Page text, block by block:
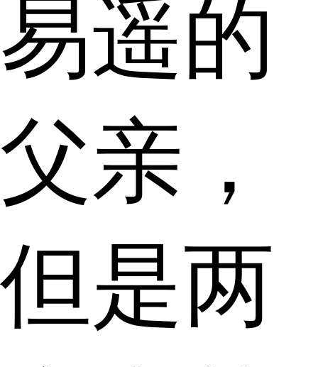
易遥的
父亲，
但是两